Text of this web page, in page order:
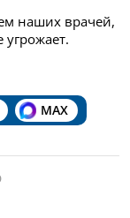
наших врачей,
угрожает.
MAX